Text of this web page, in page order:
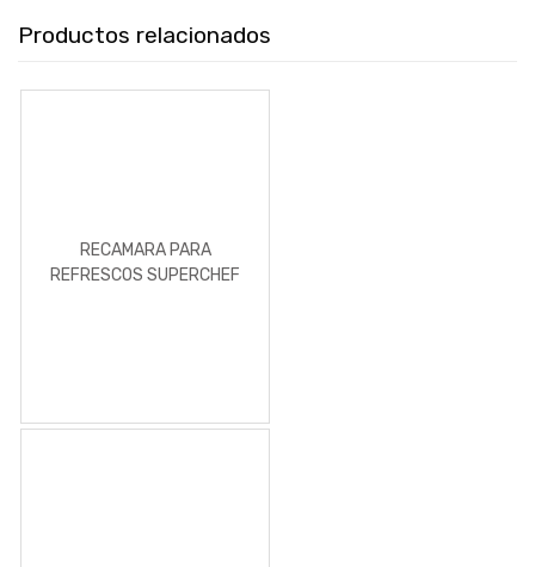
Productos relacionados
RECAMARA PARA
REFRESCOS SUPERCHEF